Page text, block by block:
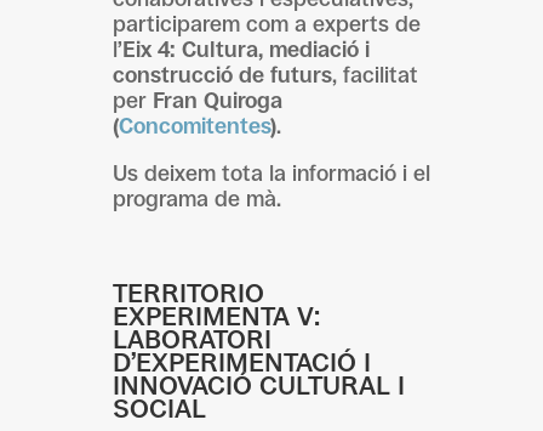
participarem com a experts de
l’ Eix 4: Cultura, mediació i
construcció de futurs, facilitat
per Fran Quiroga
(Concomitentes).
Us deixem tota la informació i el
programa de mà.
TERRITORIO
EXPERIMENTA V:
LABORATORI
D’EXPERIMENTACIÓ I
INNOVACIÓ CULTURAL I
SOCIAL